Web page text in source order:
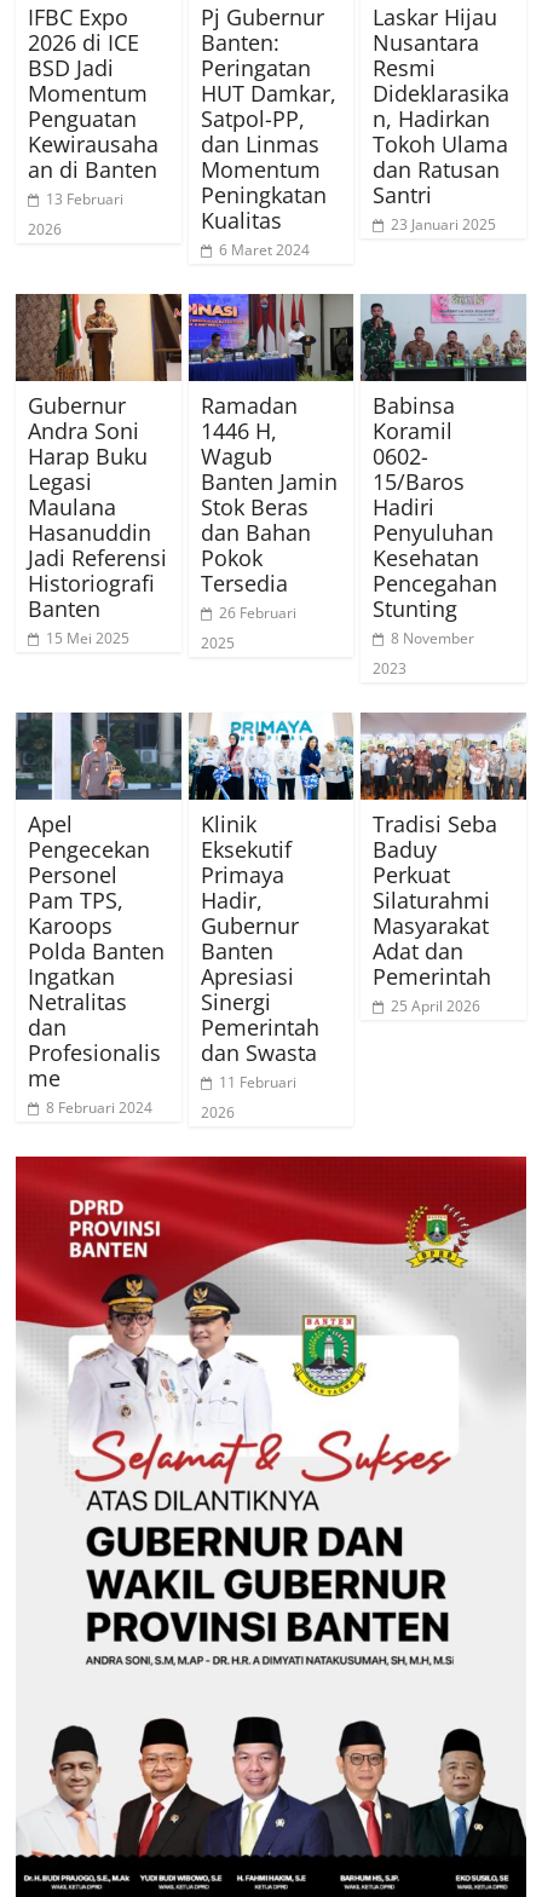
IFBC Expo
2026 di ICE
BSD Jadi
Momentum
Penguatan
Kewirausaha
an di Banten
13 Februari
2026
Pj Gubernur
Banten:
Peringatan
HUT Damkar,
Satpol-PP,
dan Linmas
Momentum
Peningkatan
Kualitas
6 Maret 2024
Laskar Hijau
Nusantara
Resmi
Dideklarasika
n, Hadirkan
Tokoh Ulama
dan Ratusan
Santri
23 Januari 2025
Gubernur
Andra Soni
Harap Buku
Legasi
Maulana
Hasanuddin
Jadi Referensi
Historiografi
Banten
15 Mei 2025
Ramadan
1446 H,
Wagub
Banten Jamin
Stok Beras
dan Bahan
Pokok
Tersedia
26 Februari
2025
Babinsa
Koramil
0602-
15/Baros
Hadiri
Penyuluhan
Kesehatan
Pencegahan
Stunting
8 November
2023
Apel
Pengecekan
Personel
Pam TPS,
Karoops
Polda Banten
Ingatkan
Netralitas
dan
Profesionalis
me
8 Februari 2024
Klinik
Eksekutif
Primaya
Hadir,
Gubernur
Banten
Apresiasi
Sinergi
Pemerintah
dan Swasta
11 Februari
2026
Tradisi Seba
Baduy
Perkuat
Silaturahmi
Masyarakat
Adat dan
Pemerintah
25 April 2026